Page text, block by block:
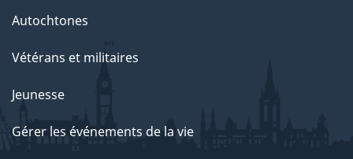
Autochtones
Vétérans et militaires
Jeunesse
Gérer les événements de la vie